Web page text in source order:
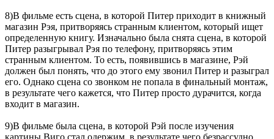
8)В фильме есть сцена, в которой Питер приходит в книжный
магазин Рэя, притворяясь странным клиентом, который ищет
определенную книгу. Изначально была снята сцена, в которой
Питер разыгрывал Рэя по телефону, притворяясь этим
странным клиентом. То есть, появившись в магазине, Рэй
должен был понять, что до этого ему звонил Питер и разыграл
его. Однако сцена со звонком не попала в финальный монтаж,
в результате чего кажется, что Питер просто дурачится, когда
входит в магазин.
9)В фильме была сцена, в которой Рэй после изучения